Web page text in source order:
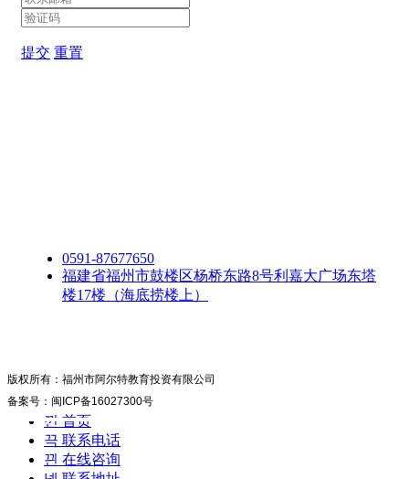
提交 重置
0591-87677650
福建省福州市鼓楼区杨桥东路8号利嘉大广场东塔
楼17楼（海底捞楼上）
版权所有：福州市阿尔特教育投资有限公司
备案号：闽ICP备16027300号
낀 首页
끅 联系电话
끤 在线咨询